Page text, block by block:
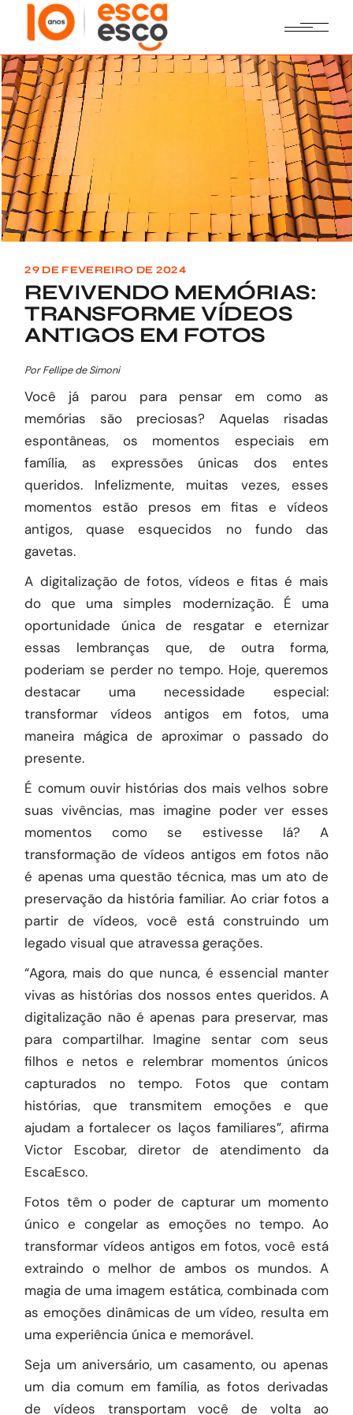
content
29 DE FEVEREIRO DE 2024
REVIVENDO MEMÓRIAS:
TRANSFORME VÍDEOS
ANTIGOS EM FOTOS
Por Fellipe de Simoni
Você já parou para pensar em como as
memórias são preciosas? Aquelas risadas
espontâneas, os momentos especiais em
família, as expressões únicas dos entes
queridos. Infelizmente, muitas vezes, esses
momentos estão presos em fitas e vídeos
antigos, quase esquecidos no fundo das
gavetas.
A digitalização de fotos, vídeos e fitas é mais
do que uma simples modernização. É uma
oportunidade única de resgatar e eternizar
essas lembranças que, de outra forma,
poderiam se perder no tempo. Hoje, queremos
destacar uma necessidade especial:
transformar vídeos antigos em fotos, uma
maneira mágica de aproximar o passado do
presente.
É comum ouvir histórias dos mais velhos sobre
suas vivências, mas imagine poder ver esses
momentos como se estivesse lá? A
transformação de vídeos antigos em fotos não
é apenas uma questão técnica, mas um ato de
preservação da história familiar. Ao criar fotos a
partir de vídeos, você está construindo um
legado visual que atravessa gerações.
“Agora, mais do que nunca, é essencial manter
vivas as histórias dos nossos entes queridos. A
digitalização não é apenas para preservar, mas
para compartilhar. Imagine sentar com seus
filhos e netos e relembrar momentos únicos
capturados no tempo. Fotos que contam
histórias, que transmitem emoções e que
ajudam a fortalecer os laços familiares”, afirma
Victor Escobar, diretor de atendimento da
EscaEsco.
Fotos têm o poder de capturar um momento
único e congelar as emoções no tempo. Ao
transformar vídeos antigos em fotos, você está
extraindo o melhor de ambos os mundos. A
magia de uma imagem estática, combinada com
as emoções dinâmicas de um vídeo, resulta em
uma experiência única e memorável.
Seja um aniversário, um casamento, ou apenas
um dia comum em família, as fotos derivadas
de vídeos transportam você de volta ao